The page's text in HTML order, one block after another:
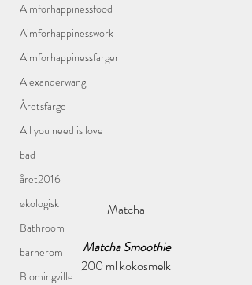
Aimforhappinessfood
Aimforhappinesswork
Aimforhappinessfarger
Alexanderwang
Åretsfarge
All you need is love
bad
året2016
økologisk
Bathroom
barnerom
Blomingville
Matcha
Matcha Smoothie
200 ml kokosmelk